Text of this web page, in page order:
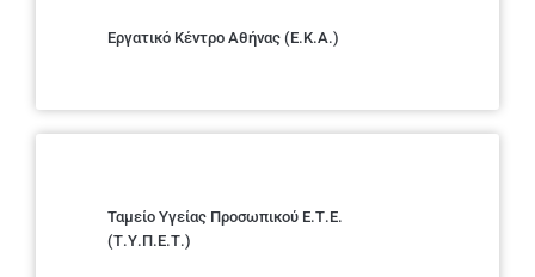
Εργατικό Κέντρο Αθήνας (Ε.Κ.Α.)
Ταμείο Υγείας Προσωπικού Ε.Τ.Ε.
(Τ.Υ.Π.Ε.Τ.)